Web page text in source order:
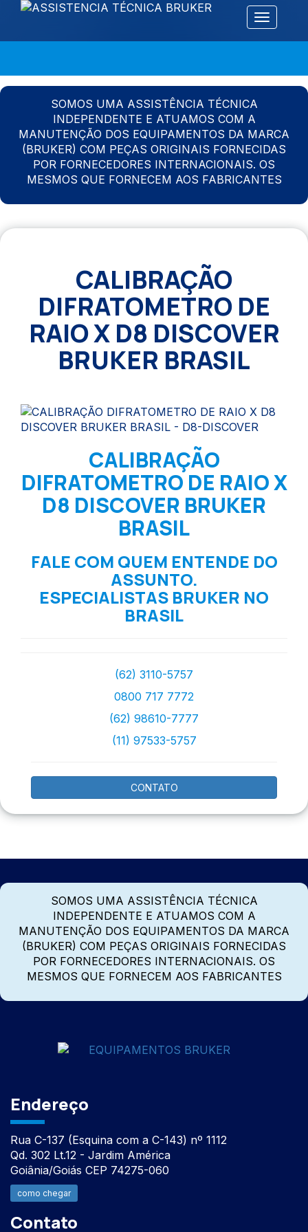
Alternar
SOMOS UMA ASSISTÊNCIA TÉCNICA
INDEPENDENTE E ATUAMOS COM A
MANUTENÇÃO DOS EQUIPAMENTOS DA MARCA
(BRUKER) COM PEÇAS ORIGINAIS FORNECIDAS
POR FORNECEDORES INTERNACIONAIS. OS
MESMOS QUE FORNECEM AOS FABRICANTES
CALIBRAÇÃO
DIFRATOMETRO DE
RAIO X D8 DISCOVER
BRUKER BRASIL
CALIBRAÇÃO
DIFRATOMETRO DE RAIO X
D8 DISCOVER BRUKER
BRASIL
FALE COM QUEM ENTENDE DO
ASSUNTO.
ESPECIALISTAS BRUKER NO
BRASIL
(62) 3110-5757
0800 717 7772
(62) 98610-7777
(11) 97533-5757
CONTATO
SOMOS UMA ASSISTÊNCIA TÉCNICA
INDEPENDENTE E ATUAMOS COM A
MANUTENÇÃO DOS EQUIPAMENTOS DA MARCA
(BRUKER) COM PEÇAS ORIGINAIS FORNECIDAS
POR FORNECEDORES INTERNACIONAIS. OS
MESMOS QUE FORNECEM AOS FABRICANTES
Endereço
Rua C-137 (Esquina com a C-143) nº 1112
Qd. 302 Lt.12 - Jardim América
Goiânia/Goiás CEP 74275-060
como chegar
Contato